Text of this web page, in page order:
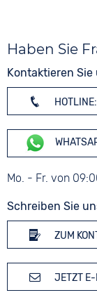
Haben Sie
Kontaktieren Sie
Mo. - Fr. von
Schreiben Sie
ZUM
JETZT E-